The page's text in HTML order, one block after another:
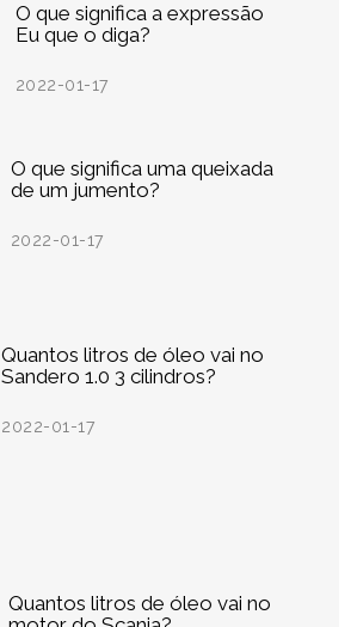
O que significa a expressão
Eu que o diga?
2022-01-17
O que significa uma queixada
de um jumento?
2022-01-17
Quantos litros de óleo vai no
Sandero 1.0 3 cilindros?
2022-01-17
Quantos litros de óleo vai no